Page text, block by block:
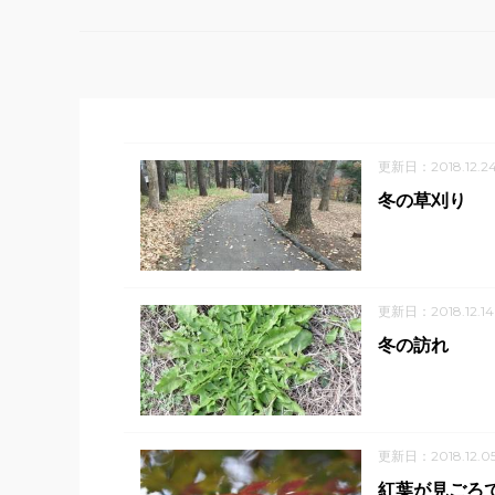
更新日：
冬の草刈り
更新日：2018.12.14
冬の訪れ
更新日：
紅葉が見ごろ